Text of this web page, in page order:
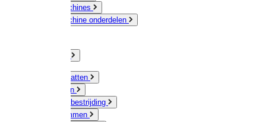
Scheermachines
Scheermachine onderdelen
Muizen / Ratten
Drukspuiten
Ongediertebestrijding
Mollenklemmen